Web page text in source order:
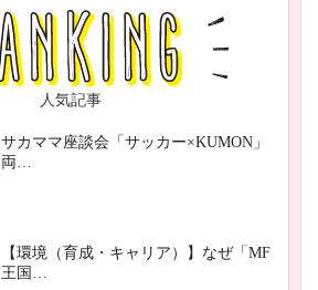
人気記事
サカママ座談会「サッカー×KUMON」
両…
【環境（育成・キャリア）】なぜ「MF
王国…